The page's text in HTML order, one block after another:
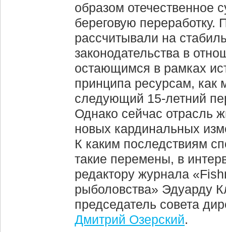
образом отечественное
береговую переработку.
рассчитывали на
законодательства в
остающимся в рамках
принципа ресурсам, как
следующий 15-летний
Однако сейчас отрасль
новых кардинальных
К каким последствиям
такие перемены, в
редактору журнала
рыболовства» Эдуарду
председатель совета
Дмитрий Озерский.